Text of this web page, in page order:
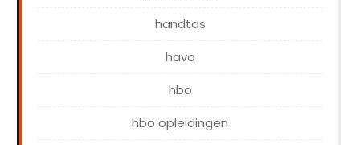
handtas
havo
hbo
hbo opleidingen